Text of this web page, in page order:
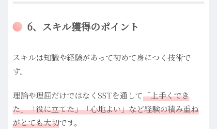
6、スキル獲得のポイント
スキルは知識や経験があって初めて身につく技術で
す。
理論や理屈だけではなくSSTを通して「上手くでき
た」「役に立てた」「心地よい」など経験の積み重ね
がとても大切です。